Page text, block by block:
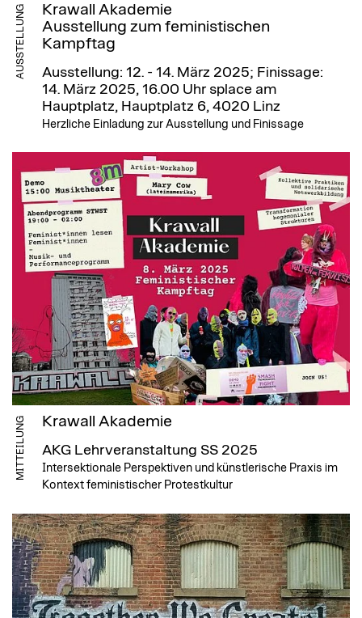
AUSSTELLUNG
Krawall Akademie
Ausstellung zum feministischen
Kampftag
Ausstellung: 12. - 14. März 2025; Finissage:
14. März 2025, 16.00 Uhr splace am
Hauptplatz, Hauptplatz 6, 4020 Linz
Herzliche Einladung zur Ausstellung und Finissage
MITTEILUNG Krawall Akademie
AKG Lehrveranstaltung SS 2025
Intersektionale Perspektiven und künstlerische Praxis im
Kontext feministischer Protestkultur